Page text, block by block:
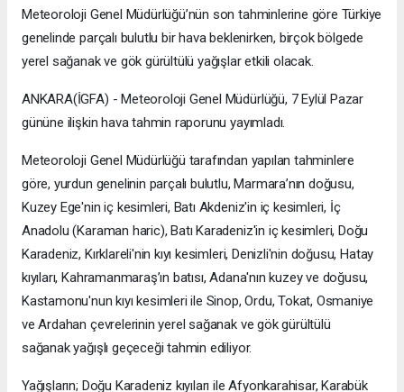
Meteoroloji Genel Müdürlüğü’nün son tahminlerine göre Türkiye
genelinde parçalı bulutlu bir hava beklenirken, birçok bölgede
yerel sağanak ve gök gürültülü yağışlar etkili olacak.
ANKARA(İGFA) - Meteoroloji Genel Müdürlüğü, 7 Eylül Pazar
gününe ilişkin hava tahmin raporunu yayımladı.
Meteoroloji Genel Müdürlüğü tarafından yapılan tahminlere
göre, yurdun genelinin parçalı bulutlu, Marmara’nın doğusu,
Kuzey Ege'nin iç kesimleri, Batı Akdeniz'in iç kesimleri, İç
Anadolu (Karaman haric), Batı Karadeniz'in iç kesimleri, Doğu
Karadeniz, Kırklareli'nin kıyı kesimleri, Denizli'nin doğusu, Hatay
kıyıları, Kahramanmaraş’ın batısı, Adana'nın kuzey ve doğusu,
Kastamonu'nun kıyı kesimleri ile Sinop, Ordu, Tokat, Osmaniye
ve Ardahan çevrelerinin yerel sağanak ve gök gürültülü
sağanak yağışlı geçeceği tahmin ediliyor.
Yağışların; Doğu Karadeniz kıyıları ile Afyonkarahisar, Karabük